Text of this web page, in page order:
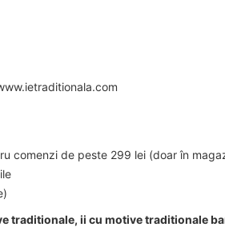
comenzi de peste 299 lei (doar în
traditionale, ii cu motive traditionale